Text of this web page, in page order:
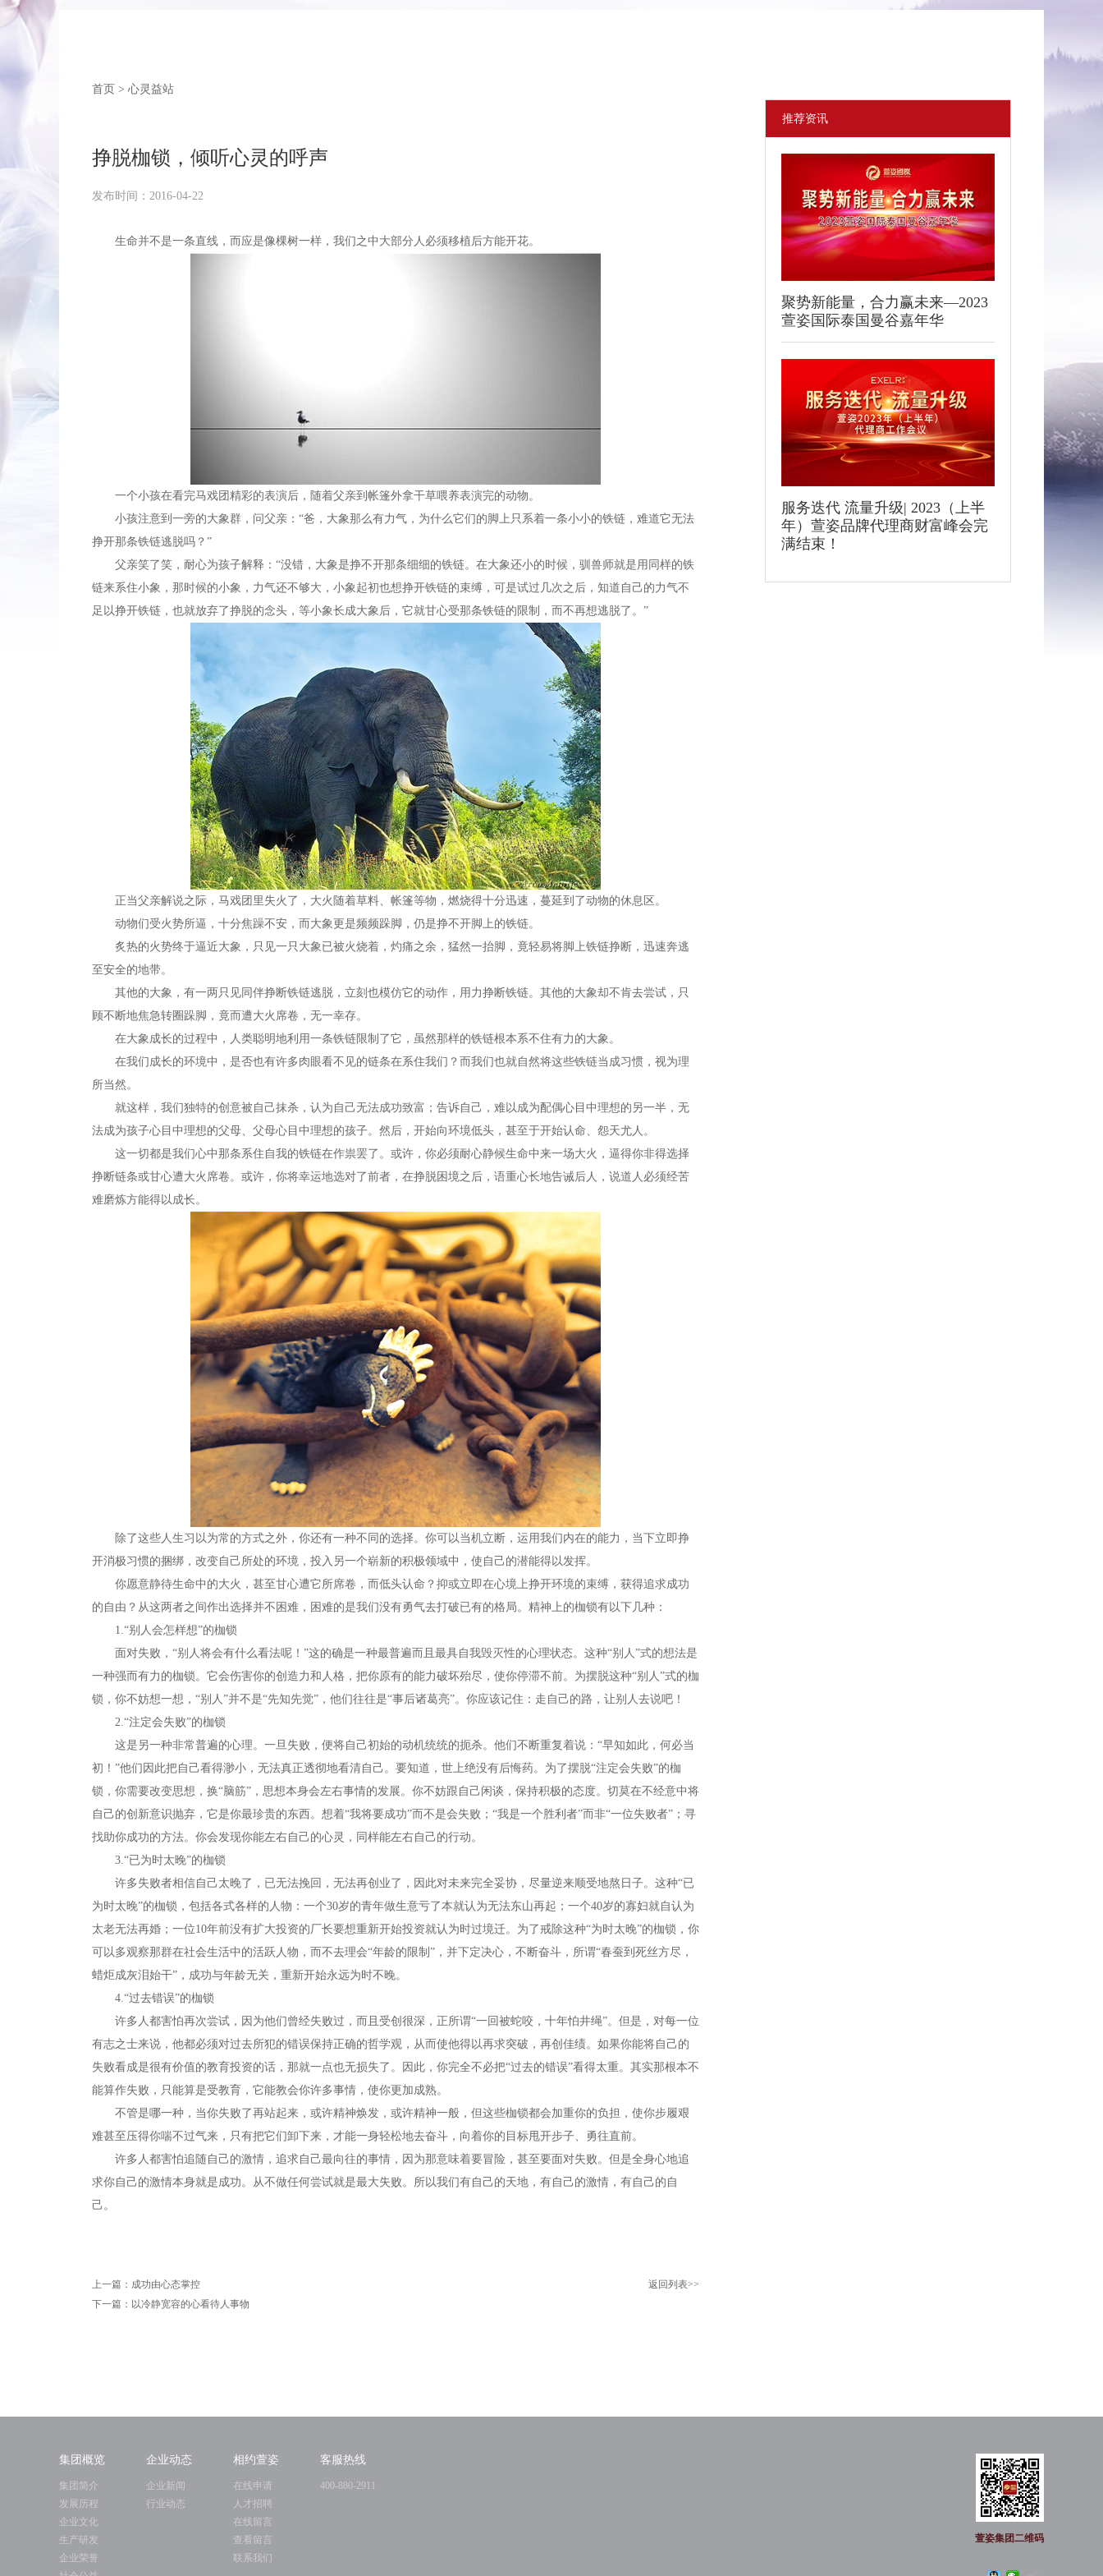
首页 > 心灵益站
挣脱枷锁，倾听心灵的呼声
发布时间：2016-04-22
生命并不是一条直线，而应是像棵树一样，我们之中大部分人必须移植后方能开花。
一个小孩在看完马戏团精彩的表演后，随着父亲到帐篷外拿干草喂养表演完的动物。
小孩注意到一旁的大象群，问父亲：“爸，大象那么有力气，为什么它们的脚上只系着一条小小的铁链，难道它无法
挣开那条铁链逃脱吗？”
父亲笑了笑，耐心为孩子解释：“没错，大象是挣不开那条细细的铁链。在大象还小的时候，驯兽师就是用同样的铁
链来系住小象，那时候的小象，力气还不够大，小象起初也想挣开铁链的束缚，可是试过几次之后，知道自己的力气不
足以挣开铁链，也就放弃了挣脱的念头，等小象长成大象后，它就甘心受那条铁链的限制，而不再想逃脱了。”
正当父亲解说之际，马戏团里失火了，大火随着草料、帐篷等物，燃烧得十分迅速，蔓延到了动物的休息区。
动物们受火势所逼，十分焦躁不安，而大象更是频频跺脚，仍是挣不开脚上的铁链。
炙热的火势终于逼近大象，只见一只大象已被火烧着，灼痛之余，猛然一抬脚，竟轻易将脚上铁链挣断，迅速奔逃
至安全的地带。
其他的大象，有一两只见同伴挣断铁链逃脱，立刻也模仿它的动作，用力挣断铁链。其他的大象却不肯去尝试，只
顾不断地焦急转圈跺脚，竟而遭大火席卷，无一幸存。
在大象成长的过程中，人类聪明地利用一条铁链限制了它，虽然那样的铁链根本系不住有力的大象。
在我们成长的环境中，是否也有许多肉眼看不见的链条在系住我们？而我们也就自然将这些铁链当成习惯，视为理
所当然。
就这样，我们独特的创意被自己抹杀，认为自己无法成功致富；告诉自己，难以成为配偶心目中理想的另一半，无
法成为孩子心目中理想的父母、父母心目中理想的孩子。然后，开始向环境低头，甚至于开始认命、怨天尤人。
这一切都是我们心中那条系住自我的铁链在作祟罢了。或许，你必须耐心静候生命中来一场大火，逼得你非得选择
挣断链条或甘心遭大火席卷。或许，你将幸运地选对了前者，在挣脱困境之后，语重心长地告诫后人，说道人必须经苦
难磨炼方能得以成长。
除了这些人生习以为常的方式之外，你还有一种不同的选择。你可以当机立断，运用我们内在的能力，当下立即挣
开消极习惯的捆绑，改变自己所处的环境，投入另一个崭新的积极领域中，使自己的潜能得以发挥。
你愿意静待生命中的大火，甚至甘心遭它所席卷，而低头认命？抑或立即在心境上挣开环境的束缚，获得追求成功
的自由？从这两者之间作出选择并不困难，困难的是我们没有勇气去打破已有的格局。精神上的枷锁有以下几种：
1.“别人会怎样想”的枷锁
面对失败，“别人将会有什么看法呢！”这的确是一种最普遍而且最具自我毁灭性的心理状态。这种“别人”式的想法是
一种强而有力的枷锁。它会伤害你的创造力和人格，把你原有的能力破坏殆尽，使你停滞不前。为摆脱这种“别人”式的枷
锁，你不妨想一想，“别人”并不是“先知先觉”，他们往往是“事后诸葛亮”。你应该记住：走自己的路，让别人去说吧！
2.“注定会失败”的枷锁
这是另一种非常普遍的心理。一旦失败，便将自己初始的动机统统的扼杀。他们不断重复着说：“早知如此，何必当
初！”他们因此把自己看得渺小，无法真正透彻地看清自己。要知道，世上绝没有后悔药。为了摆脱“注定会失败”的枷
锁，你需要改变思想，换“脑筋”，思想本身会左右事情的发展。你不妨跟自己闲谈，保持积极的态度。切莫在不经意中将
自己的创新意识抛弃，它是你最珍贵的东西。想着“我将要成功”而不是会失败；“我是一个胜利者”而非“一位失败者”；寻
找助你成功的方法。你会发现你能左右自己的心灵，同样能左右自己的行动。
3.“已为时太晚”的枷锁
许多失败者相信自己太晚了，已无法挽回，无法再创业了，因此对未来完全妥协，尽量逆来顺受地熬日子。这种“已
为时太晚”的枷锁，包括各式各样的人物：一个30岁的青年做生意亏了本就认为无法东山再起；一个40岁的寡妇就自认为
太老无法再婚；一位10年前没有扩大投资的厂长要想重新开始投资就认为时过境迁。为了戒除这种“为时太晚”的枷锁，你
可以多观察那群在社会生活中的活跃人物，而不去理会“年龄的限制”，并下定决心，不断奋斗，所谓“春蚕到死丝方尽，
蜡炬成灰泪始干”，成功与年龄无关，重新开始永远为时不晚。
4.“过去错误”的枷锁
许多人都害怕再次尝试，因为他们曾经失败过，而且受创很深，正所谓“一回被蛇咬，十年怕井绳”。但是，对每一位
有志之士来说，他都必须对过去所犯的错误保持正确的哲学观，从而使他得以再求突破，再创佳绩。如果你能将自己的
失败看成是很有价值的教育投资的话，那就一点也无损失了。因此，你完全不必把“过去的错误”看得太重。其实那根本不
能算作失败，只能算是受教育，它能教会你许多事情，使你更加成熟。
不管是哪一种，当你失败了再站起来，或许精神焕发，或许精神一般，但这些枷锁都会加重你的负担，使你步履艰
难甚至压得你喘不过气来，只有把它们卸下来，才能一身轻松地去奋斗，向着你的目标甩开步子、勇往直前。
许多人都害怕追随自己的激情，追求自己最向往的事情，因为那意味着要冒险，甚至要面对失败。但是全身心地追
求你自己的激情本身就是成功。从不做任何尝试就是最大失败。所以我们有自己的天地，有自己的激情，有自己的自
己。
上一篇：成功由心态掌控
下一篇：以冷静宽容的心看待人事物
返回列表>>
推荐资讯
聚势新能量，合力赢未来—2023
萱姿国际泰国曼谷嘉年华
服务迭代 流量升级| 2023（上半
年）萱姿品牌代理商财富峰会完
满结束！
集团概览
集团简介
发展历程
企业文化
生产研发
企业荣誉
企业动态
企业新闻
行业动态
相约萱姿
在线申请
人才招聘
在线留言
查看留言
联系我们
客服热线
400-880-2911
萱姿集团二维码